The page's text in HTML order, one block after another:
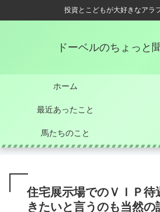
投資とこどもが大好きなアラ
ドーベルのちょっと
ホーム
最近あったこと
馬たちのこと
住宅展示場でのＶＩＰ待
きたいと言うのも当然の